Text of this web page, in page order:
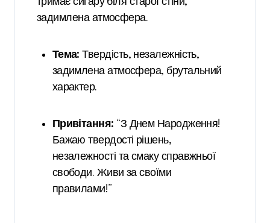
задимлена атмосфера.
Тема: Твердість, незалежність,
задимлена атмосфера, брутальний
характер.
Привітання: “З Днем Народження!
Бажаю твердості рішень,
незалежності та смаку справжньої
свободи. Живи за своїми
правилами!”